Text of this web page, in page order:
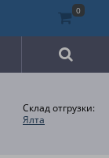
Склад отгрузки:
Ялта
0